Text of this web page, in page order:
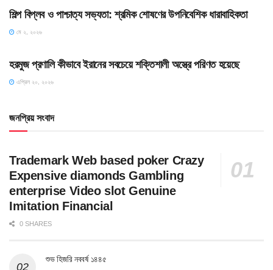
শিল্প বিপ্লব ও পাশ্চাত্য সভ্যতা: শ্রমিক শোষণের উপনিবেশিক ধারাবাহিকতা
মে ২, ২০২৬
হরমুজ প্রণালি কীভাবে ইরানের সবচেয়ে শক্তিশালী অস্ত্রে পরিণত হয়েছে
এপ্রিল ২০, ২০২৬
জনপ্রিয় সংবাদ
Trademark Web based poker Crazy
Expensive diamonds Gambling
enterprise Video slot Genuine
Imitation Financial
0 SHARES
শুভ হিজরি নববর্ষ ১৪৪৫